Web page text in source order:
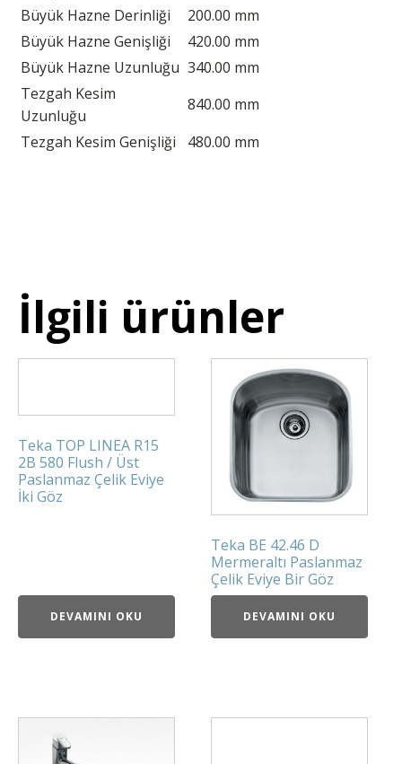
Büyük Hazne Derinliği
200.00 mm
Büyük Hazne Genişliği
420.00 mm
Büyük Hazne Uzunluğu 340.00 mm
Tezgah Kesim
Uzunluğu
840.00 mm
Tezgah Kesim Genişliği
480.00 mm
İlgili ürünler
Teka TOP LINEA R15
2B 580 Flush / Üst
Paslanmaz Çelik Eviye
İki Göz
DEVAMINI OKU
Teka BE 42.46 D
Mermeraltı Paslanmaz
Çelik Eviye Bir Göz
DEVAMINI OKU